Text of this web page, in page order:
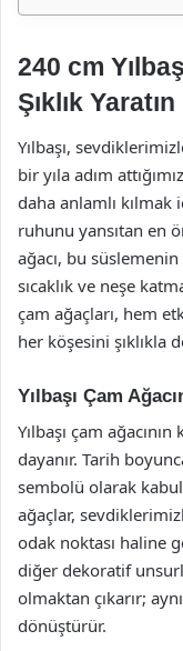
240 cm
Şıklık Yaratın
Yılbaşı,
bir yıla adım
daha anlamlı
ruhunu yansıtan en
ağacı, bu
sıcaklık ve neşe
çam ağaçları, hem
her köşesini şıklıkla
Yılbaşı Çam
Yılbaşı çam
dayanır. Tarih
sembolü olarak
ağaçlar,
odak noktası haline
diğer dekoratif
olmaktan çıkarır;
dönüştürür.